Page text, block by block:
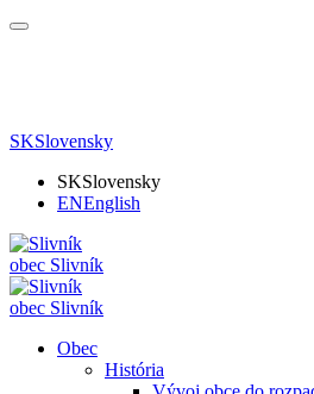
SKSlovensky
SKSlovensky
ENEnglish
obec Slivník
obec Slivník
Obec
História